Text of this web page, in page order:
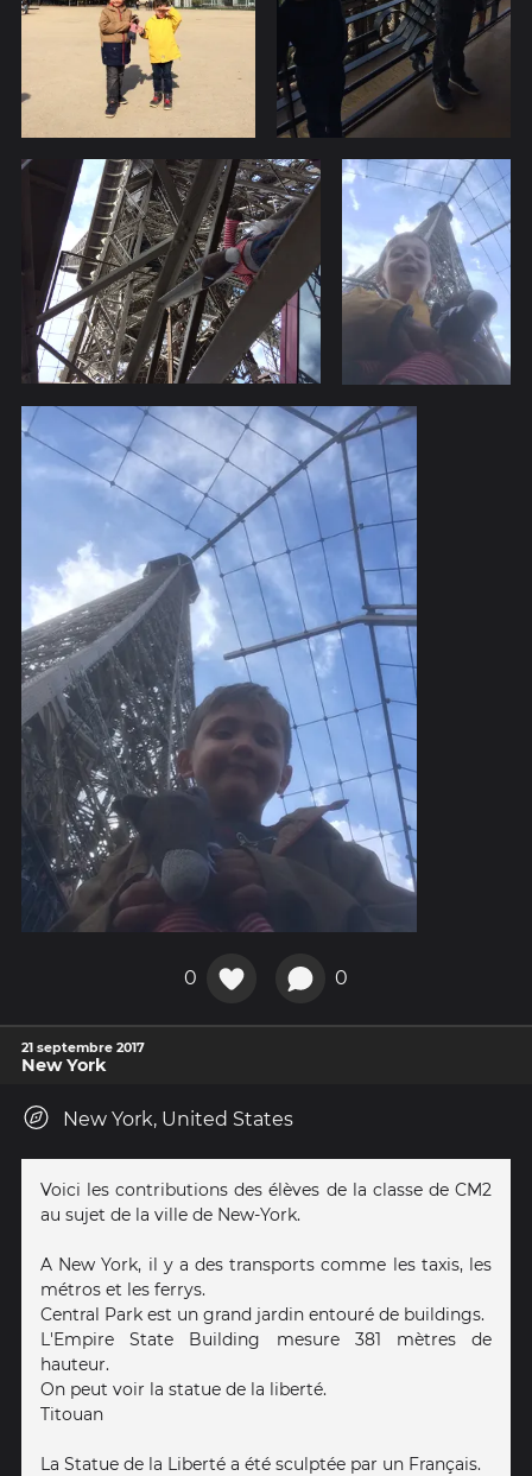
0 0
21 septembre 2017
New York
New York, United States
Voici les contributions des élèves de la classe de CM2
au sujet de la ville de New-York.
A New York, il y a des transports comme les taxis, les
métros et les ferrys.
Central Park est un grand jardin entouré de buildings.
L'Empire State Building mesure 381 mètres de
hauteur.
On peut voir la statue de la liberté.
Titouan
La Statue de la Liberté a été sculptée par un Français.